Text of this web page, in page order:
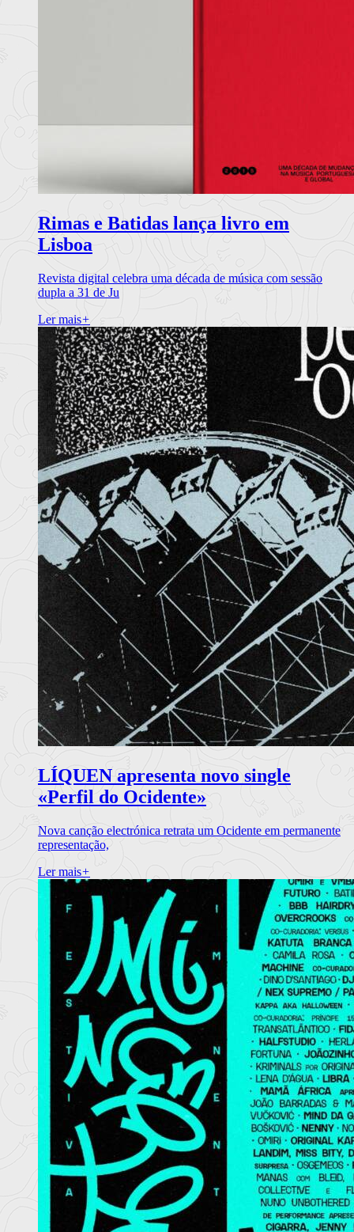
Rimas e Batidas lança livro em
Lisboa
Revista digital celebra uma década de música com sessão
dupla a 31 de Ju
Ler mais+
LÍQUEN apresenta novo single
«Perfil do Ocidente»
Nova canção electrónica retrata um Ocidente em permanente
representação,
Ler mais+